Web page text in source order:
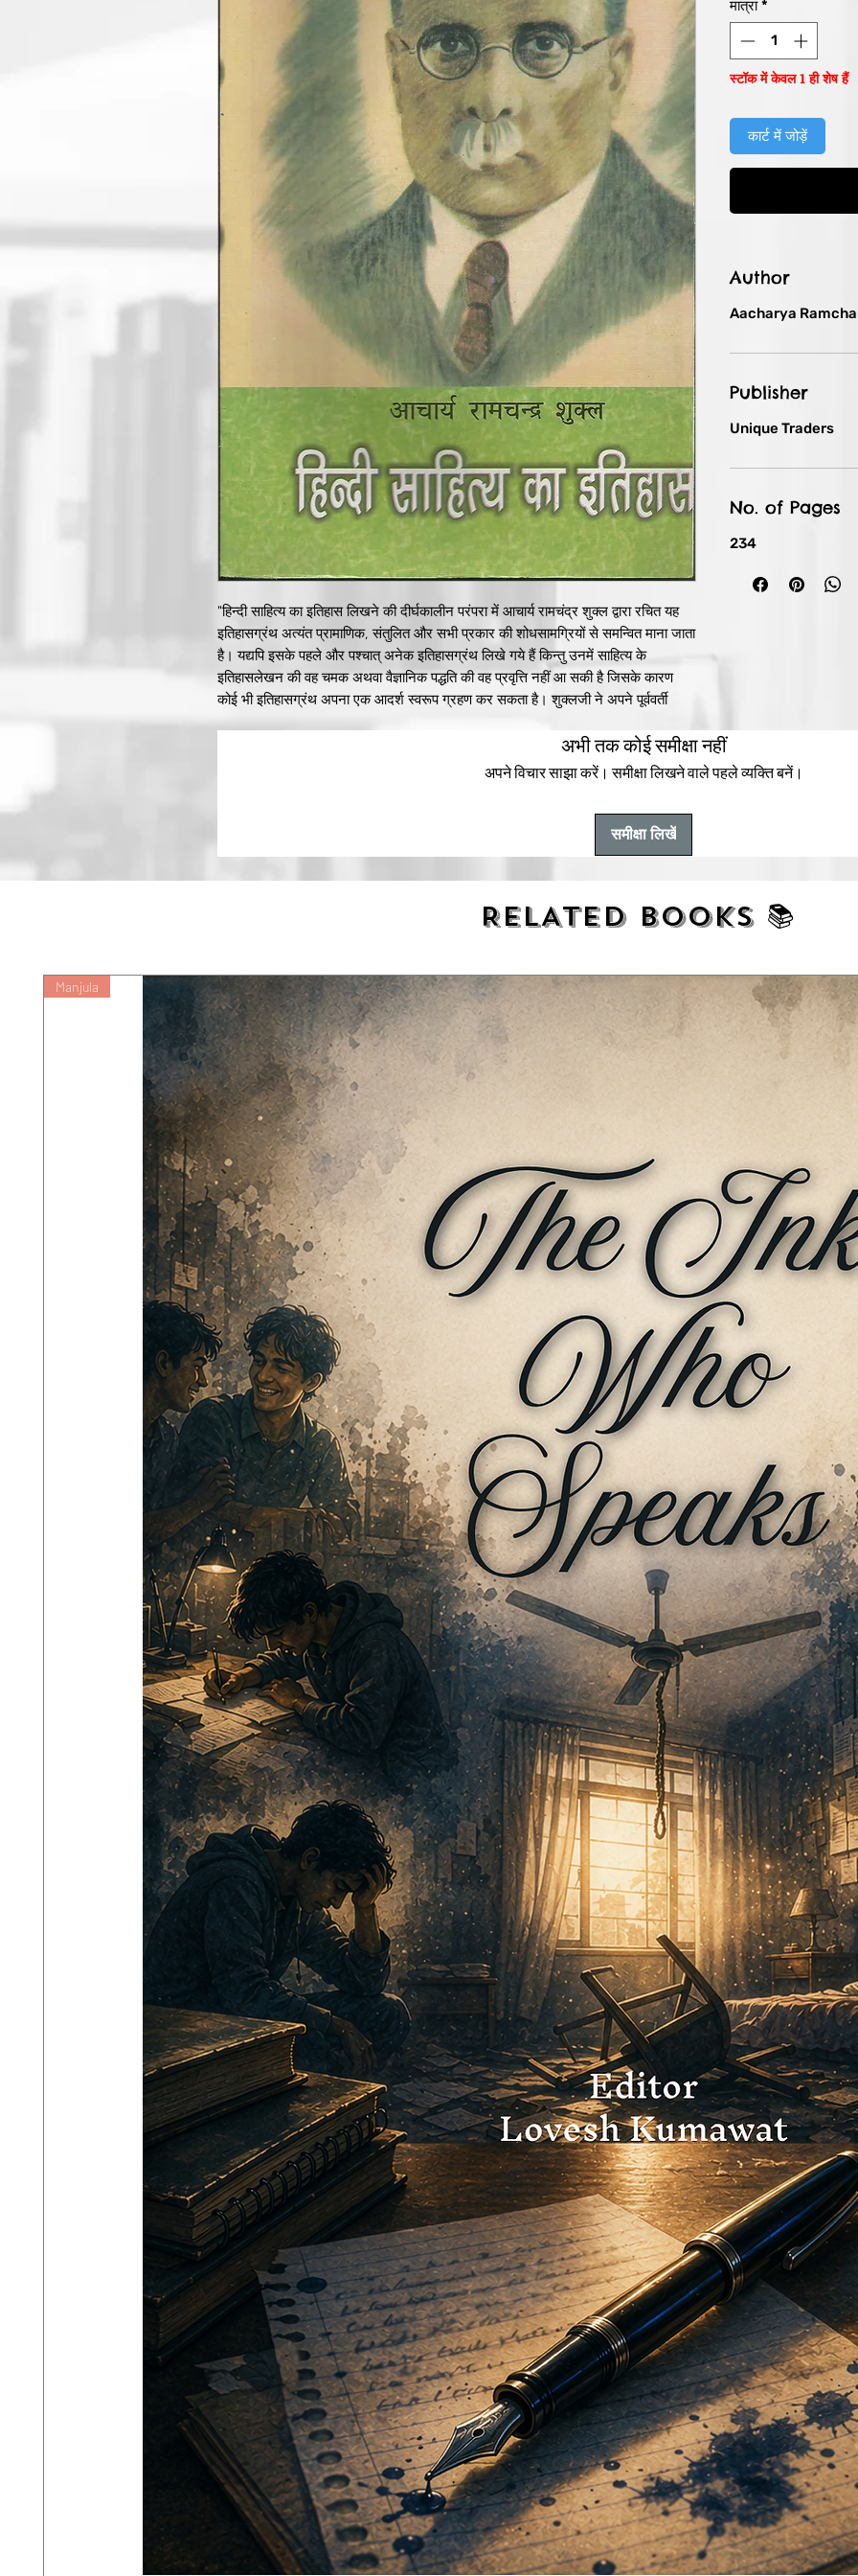
"हिन्दी साहित्य का इतिहास लिखने की दीर्घकालीन परंपरा में आचार्य रामचंद्र शुक्ल द्वारा रचित यह
इतिहासग्रंथ अत्यंत प्रामाणिक, संतुलित और सभी प्रकार की शोधसामग्रियों से समन्वित माना जाता
है। यद्यपि इसके पहले और पश्चात् अनेक इतिहासग्रंथ लिखे गये हैं किन्तु उनमें साहित्य के
इतिहासलेखन की वह चमक अथवा वैज्ञानिक पद्धति की वह प्रवृत्ति नहीं आ सकी है जिसके कारण
कोई भी इतिहासग्रंथ अपना एक आदर्श स्वरूप ग्रहण कर सकता है। शुक्लजी ने अपने पूर्ववर्ती
इतिहासकारों द्वारा संचित और संग्रहीत सामग्री का आकलन कर इतिहासलेखन की जो रूपरेखा
तैयार की थी, उसकी योजना के अनुसार ही उन्होंने हिन्दी साहित्य के उद्भव और विकास का
कालविभाजन करते हुए उसकी विभिन्न प्रवृत्तियों के संदर्भ में अपना यह ग्रंथ लिखा है जो प्रायः आठ
विश्वविद्यालय नहीं है जहाँ इस ग्रंथ को वहाँ के पाठ्यक्रम में स्वीकृत न किया गया हो। इस समय उस
महान ग्रंथ के अप्राप्य होने के कारण ही हमने उसके पुनर्प्रकाशन की व्यवस्था की है।
मात्रा *
स्टॉक में केवल 1 ही शेष हैं
कार्ट में जोड़ें
Author
Aacharya
Publisher
Unique Traders
No. of Pages
234
अभी तक कोई समीक्षा नहीं
अपने विचार साझा करें। समीक्षा लिखने वाले पहले व्यक्ति बनें।
समीक्षा लिखें
RELATED BOOKS 📚
Manjula